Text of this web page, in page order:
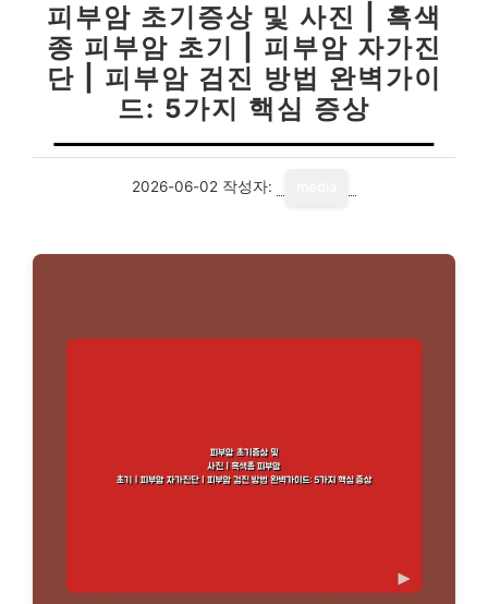
피부암 초기증상 및 사진 | 흑색
종 피부암 초기 | 피부암 자가진
단 | 피부암 검진 방법 완벽가이
드: 5가지 핵심 증상
2026-06-02 작성자: